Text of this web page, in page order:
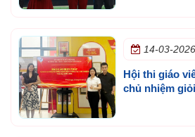
14-03-2026
Hội thi giáo
chủ nhiệm